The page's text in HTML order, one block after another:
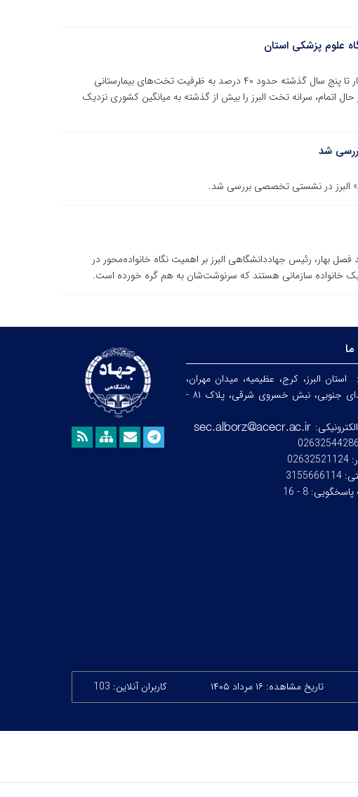
علوم پزشکی استان
رئیس دانشگاه علوم پزشکی البرز گفت: طی چهار تا پنج سال گذشته حدود ۴۰ درصد به ظرفیت تخت‌های بیمارستانی
حال اتمام، سرانه تخت البرز را بیش از گذشته به میانگین کشوری نزدیک
شد
البرز در نشستی تخصصی بررسی شد.
بهار، رئیس جهاددانشگاهی البرز بر اهمیت نگاه خانواده‌محور در
خانواده سازمانی هستند که سرنوشت‌شان به هم گره خورده است.
استان البرز، کرج، عظیمیه، میدان مهران،
خیابان ندای جنوبی، نبش خسروی شرقی، پلاک ۸۱ -
02632544286
02632521124
3155666114
پاسخگویی:8 - 16
تاریخ مشاهده: ۱۶ مرداد ۱۴۰۵ کاربران آنلاین: 103